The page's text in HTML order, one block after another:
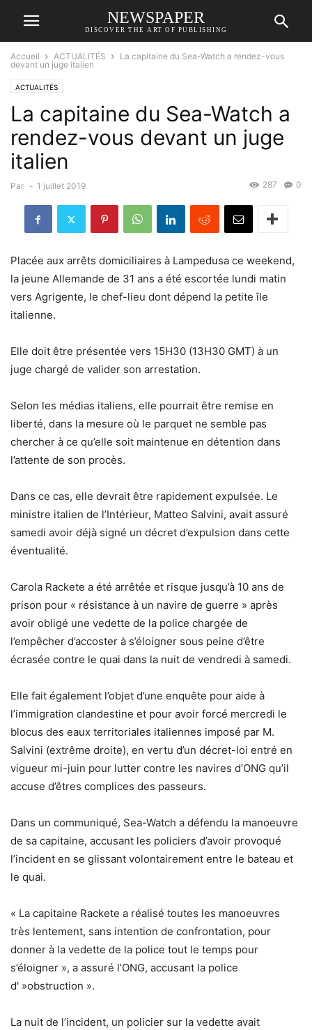
NEWSPAPER
DISCOVER THE ART OF PUBLISHING
Accueil ACTUALITÉS
La capitaine du Sea-Watch a rendez-vous
devant un juge italien
ACTUALITÉS
La capitaine du Sea-Watch a
rendez-vous devant un juge
italien
Par - 1 juillet 2019 0
287
Placée aux arrêts domiciliaires à Lampedusa ce weekend,
la jeune Allemande de 31 ans a été escortée lundi matin
vers Agrigente, le chef-lieu dont dépend la petite île
italienne.
Elle doit être présentée vers 15H30 (13H30 GMT) à un
juge chargé de valider son arrestation.
Selon les médias italiens, elle pourrait être remise en
liberté, dans la mesure où le parquet ne semble pas
chercher à ce qu’elle soit maintenue en détention dans
l’attente de son procès.
Dans ce cas, elle devrait être rapidement expulsée. Le
ministre italien de l’Intérieur, Matteo Salvini, avait assuré
samedi avoir déjà signé un décret d’expulsion dans cette
éventualité.
Carola Rackete a été arrêtée et risque jusqu’à 10 ans de
prison pour « résistance à un navire de guerre » après
avoir obligé une vedette de la police chargée de
l’empêcher d’accoster à s’éloigner sous peine d’être
écrasée contre le quai dans la nuit de vendredi à samedi.
Elle fait également l’objet d’une enquête pour aide à
l’immigration clandestine et pour avoir forcé mercredi le
blocus des eaux territoriales italiennes imposé par M.
Salvini (extrême droite), en vertu d’un décret-loi entré en
vigueur mi-juin pour lutter contre les navires d’ONG qu’il
accuse d’êtres complices des passeurs.
Dans un communiqué, Sea-Watch a défendu la manoeuvre
de sa capitaine, accusant les policiers d’avoir provoqué
l’incident en se glissant volontairement entre le bateau et
le quai.
« La capitaine Rackete a réalisé toutes les manoeuvres
très lentement, sans intention de confrontation, pour
donner à la vedette de la police tout le temps pour
s’éloigner », a assuré l’ONG, accusant la police
d' »obstruction ».
La nuit de l’incident, un policier sur la vedette avait